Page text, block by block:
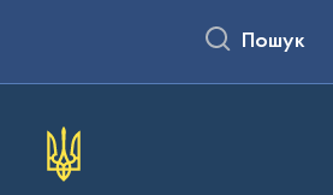
Пошук